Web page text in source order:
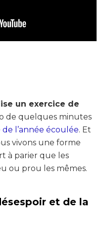
un exercice de
de quelques minutes
l’année écoulée. Et
vivons une forme
à parier que les
ou prou les mêmes.
et de la